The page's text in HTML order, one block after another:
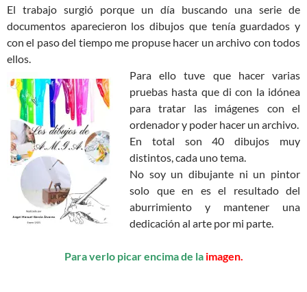
El trabajo surgió porque un día buscando una serie de
documentos aparecieron los dibujos que tenía guardados y
con el paso del tiempo me propuse hacer un archivo con todos
ellos.
Para ello tuve que hacer varias
pruebas hasta que di con la idónea
para tratar las imágenes con el
ordenador y poder hacer un archivo.
En total son 40 dibujos muy
distintos, cada uno tema.
No soy un dibujante ni un pintor
solo que en es el resultado del
aburrimiento y mantener una
dedicación al arte por mi parte.
Para verlo picar encima de laimagen.